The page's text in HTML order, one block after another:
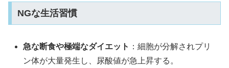
NGな生活習慣
急な断食や極端なダイエット ：細胞が分解されプリ
ン体が大量発生し、尿酸値が急上昇する。